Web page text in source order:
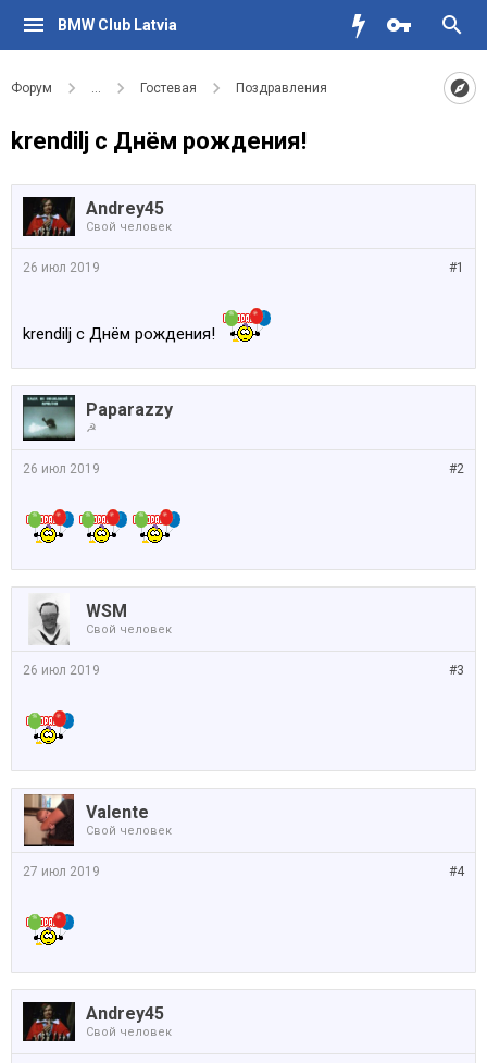
BMW Club Latvia
Форум ... Гостевая Поздравления
krendilj с Днём рождения!
Andrey45
Свой человек
#1
26 июл 2019
krendilj с Днём рождения!
Paparazzy
☭
#2
26 июл 2019
WSM
Свой человек
#3
26 июл 2019
Valente
Свой человек
#4
27 июл 2019
Andrey45
Свой человек